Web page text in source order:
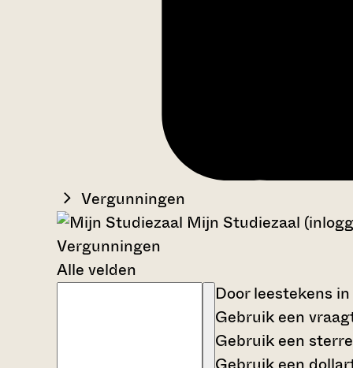
Vergunningen
Mijn Studiezaal
Vergunningen
Alle velden
Door leestekens
Gebruik een
Gebruik een